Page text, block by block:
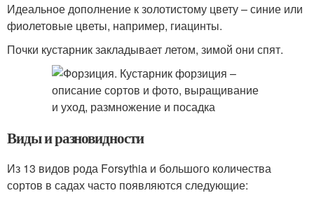
Идеальное дополнение к золотистому цвету – синие или
фиолетовые цветы, например, гиацинты.
Почки кустарник закладывает летом, зимой они спят.
Виды и разновидности
Из 13 видов рода Forsythia и большого количества
сортов в садах часто появляются следующие: